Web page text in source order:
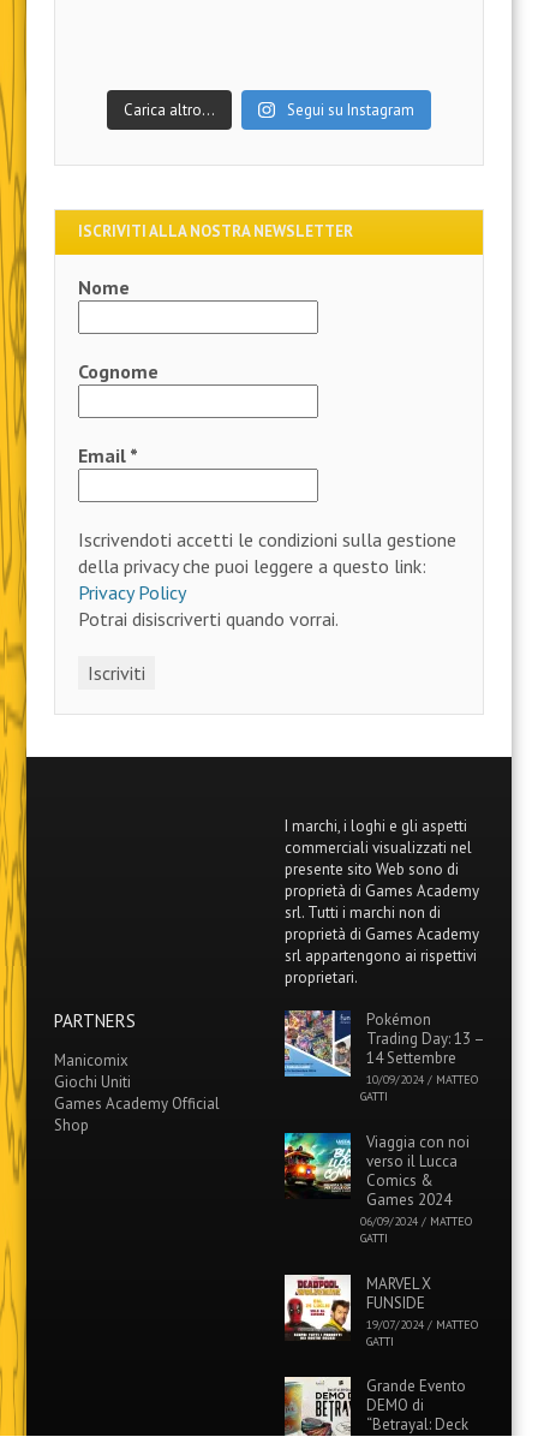
Carica altro… Segui su Instagram
ISCRIVITI ALLA NOSTRA NEWSLETTER
Nome
Cognome
Email *
Iscrivendoti accetti le condizioni sulla gestione
della privacy che puoi leggere a questo link:
Privacy Policy
Potrai disiscriverti quando vorrai.
I marchi, i loghi e gli aspetti
commerciali visualizzati nel
presente sito Web sono di
proprietà di Games Academy
srl. Tutti i marchi non di
proprietà di Games Academy
srl appartengono ai rispettivi
proprietari.
PARTNERS
Manicomix
Giochi Uniti
Games Academy Official
Shop
Pokémon
Trading Day: 13 –
14 Settembre
10/09/2024 / MATTEO
GATTI
Viaggia con noi
verso il Lucca
Comics &
Games 2024
06/09/2024 / MATTEO
GATTI
MARVEL X
FUNSIDE
19/07/2024 / MATTEO
GATTI
Grande Evento
DEMO di
“Betrayal: Deck